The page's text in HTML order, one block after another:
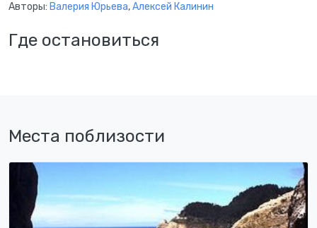
Авторы: Валерия Юрьева,Алексей Калинин
Где остановиться
Места поблизости